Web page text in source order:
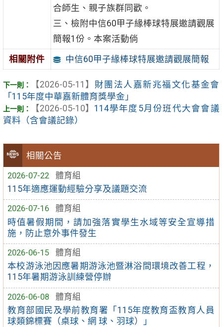
相關公告
2026-07-22
體育組
115年適應運動經驗分享及議題交流
2026-07-16
體育組
時值暑假期間，請加強落實學生水域等安全宣導措
施，防止意外事件發生
2026-06-15
體育組
本校游泳池因應暑期游泳池暨淋浴間環境改善工程，
115年暑期游泳訓練營停辦
2026-06-08
體育組
教育部國民及學前教育署「115年度教育盃教育人員
球類錦標賽（桌球、網 球、羽球）」
合師生、親子族群同歡。
三、檢附中信60甲子緣棒球特展邀請觀展
簡報1份。本案活動倘
相關附件 中信60甲子緣棒球特展邀請觀展簡報
【2026-05-11】
財團法人嘉新兆福文化基金會
「115年度中華嘉新體育獎學金」
【2026-05-10】 114學年度5月份班代大會會議
資料（含會議記錄）